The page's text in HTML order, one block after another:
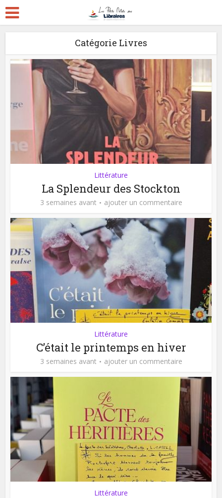
Catégorie Livres
Littérature
La Splendeur des Stockton
3 semaines avant ajouter un commentaire
Littérature
C’était le printemps en hiver
3 semaines avant ajouter un commentaire
Littérature